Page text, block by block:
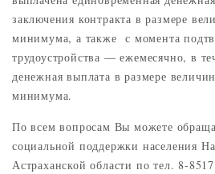
заключения контракта в размере
минимума, а также с момента
трудоустройства — ежемесячно, в
денежная выплата в размере
минимума.
По всем вопросам Вы можете
социальной поддержки населения
Астраханской области по тел. 8-